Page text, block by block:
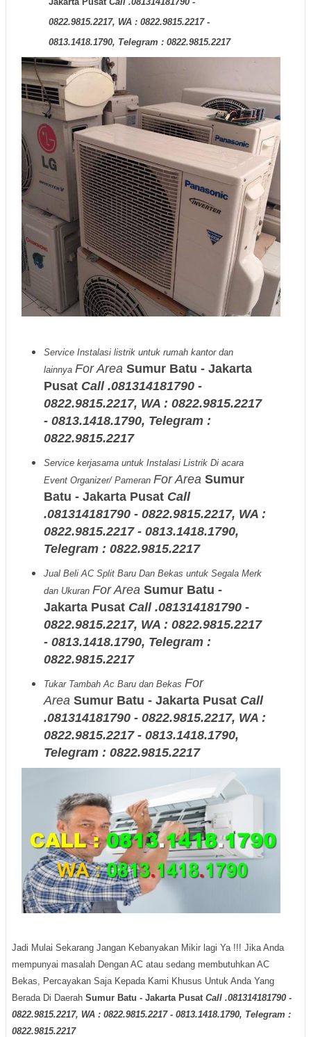
0822.9815.2217, WA : 0822.9815.2217 -
0813.1418.1790, Telegram : 0822.9815.2217
Service Instalasi listrik untuk rumah kantor dan
lainnya For Area Sumur Batu - Jakarta
PusatCall .081314181790 -
0822.9815.2217, WA : 0822.9815.2217
- 0813.1418.1790, Telegram :
0822.9815.2217
Service kerjasama untuk Instalasi Listrik Di acara
Event Organizer/ Pameran For Area Sumur
Batu - Jakarta PusatCall
.081314181790 - 0822.9815.2217, WA :
0822.9815.2217 - 0813.1418.1790,
Telegram : 0822.9815.2217
Jual Beli AC Split Baru Dan Bekas untuk Segala Merk
dan Ukuran For Area Sumur Batu -
Jakarta PusatCall .081314181790 -
0822.9815.2217, WA : 0822.9815.2217
- 0813.1418.1790, Telegram :
0822.9815.2217
Tukar Tambah Ac Baru dan Bekas For
Area Sumur Batu - Jakarta PusatCall
.081314181790 - 0822.9815.2217, WA :
0822.9815.2217 - 0813.1418.1790,
Telegram : 0822.9815.2217
Jadi Mulai Sekarang Jangan Kebanyakan Mikir lagi Ya !!! Jika Anda
mempunyai masalah Dengan AC atau sedang membutuhkan AC
Bekas, Percayakan Saja Kepada Kami Khusus Untuk Anda Yang
Berada Di Daerah Sumur Batu - Jakarta Pusat Call .081314181790 -
0822.9815.2217, WA : 0822.9815.2217 - 0813.1418.1790, Telegram :
0822.9815.2217